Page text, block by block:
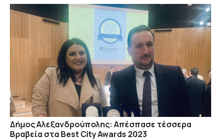
Δήμος Αλεξανδρούπολης: Απέσπασε τέσσερα
Βραβεία στα Best City Awards 2023